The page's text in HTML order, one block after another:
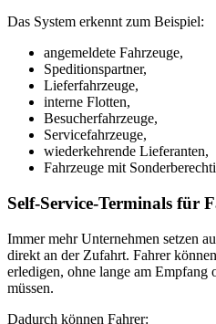
Das System erkennt zum Beispiel:
angemeldete Fahrzeuge,
Speditionspartner,
Lieferfahrzeuge,
interne Flotten,
Besucherfahrzeuge,
Servicefahrzeuge,
wiederkehrende Lieferanten,
Fahrzeuge mit
Self-Service-Terminals für
Immer mehr Unternehmen setzen
direkt an der Zufahrt. Fahrer
erledigen, ohne lange am Empfang
müssen.
Dadurch können Fahrer: